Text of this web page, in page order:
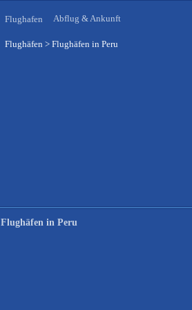
Flughafen Abflug & Ankunft
Flughäfen > Flughäfen in Peru
Flughäfen in Peru